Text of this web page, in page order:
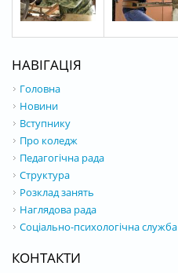
НАВІГАЦІЯ
Головна
Новини
Вступнику
Про коледж
Педагогічна рада
Структура
Розклад занять
Наглядова рада
Соціально-психологічна служба
КОНТАКТИ